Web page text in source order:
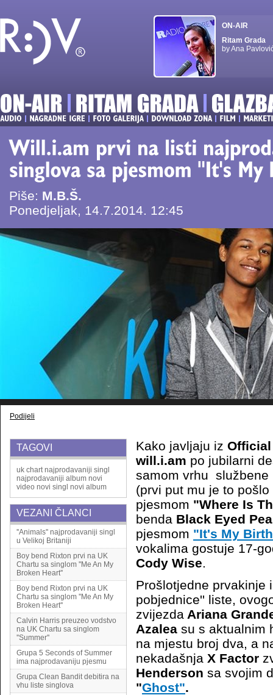
ON-AIR
Ritam Grada
by Ana
Piše: M.B.Š.
Ponedjeljak, 14.7.2014. 12:45
Podijeli
TAGOVI
uk chart najprodavaniji singl
najprodavaniji album novi
video novi singl novi album
VEZANI ČLANCI
''Animals'' najprodavaniji singl
u Velikoj Britaniji
Boy bend Rixton prvi na UK
Chartu sa singlom ''Me An My
Broken Heart''
Boy bend Rixton prvi na UK
Chartu sa singlom ''Me An My
Broken Heart''
Calvin Harris preuzeo vodstvo
na UK Chartu sa singlom
''Summer''
Grupa 5 Seconds of Summer
ima najprodavaniju pjesmu
Grupa Clean Bandit debitira na
vhu liste singlova
Kako javljaju iz
will.i.am po jubilarni
samom vrhu službene
(prvi put mu je to
pjesmom "Where Is
benda Black Eyed
pjesmom "It's My
vokalima gostuje 17-
Cody Wise.
Prošlotjedne prvakinje
pobjednice'' liste,
zvijezda Ariana
Azalea su s aktualnim
na mjestu broj dva, a
nekadašnja X Factor
Henderson sa svojim
"Ghost".